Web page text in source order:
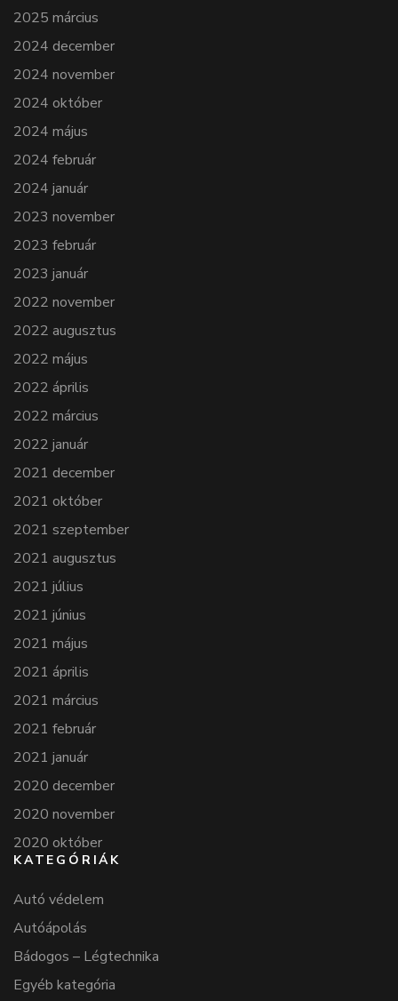
2025 március
2024 december
2024 november
2024 október
2024 május
2024 február
2024 január
2023 november
2023 február
2023 január
2022 november
2022 augusztus
2022 május
2022 április
2022 március
2022 január
2021 december
2021 október
2021 szeptember
2021 augusztus
2021 július
2021 június
2021 május
2021 április
2021 március
2021 február
2021 január
2020 december
2020 november
2020 október
KATEGÓRIÁK
Autó védelem
Autóápolás
Bádogos – Légtechnika
Egyéb kategória